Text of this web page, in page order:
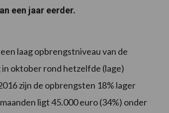
een jaar eerder.
laag opbrengstniveau van de
oktober rond hetzelfde (lage)
zijn de opbrengsten 18% lager
ligt 45.000 euro (34%) onder